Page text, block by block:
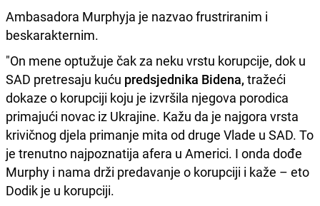
Ambasadora Murphyja je nazvao frustriranim i
beskarakternim.
"On mene optužuje čak za neku vrstu korupcije, dok u
SAD pretresaju kuću predsjednika Bidena, tražeći
dokaze o korupciji koju je izvršila njegova porodica
primajući novac iz Ukrajine. Kažu da je najgora vrsta
krivičnog djela primanje mita od druge Vlade u SAD. To
je trenutno najpoznatija afera u Americi. I onda dođe
Murphy i nama drži predavanje o korupciji i kaže – eto
Dodik je u korupciji.